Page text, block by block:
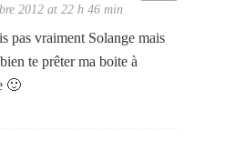
2012 at 22 h 46 min
pas vraiment Solange mais
te prêter ma boite à
🙂